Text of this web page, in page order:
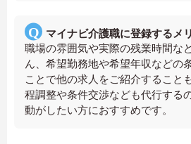
マイナビ介護職に登録するメ
職場の雰囲気や実際の残業時間な
ん、希望勤務地や希望年収などの
ことで他の求人をご紹介すること
程調整や条件交渉なども代行する
動がしたい方におすすめです。